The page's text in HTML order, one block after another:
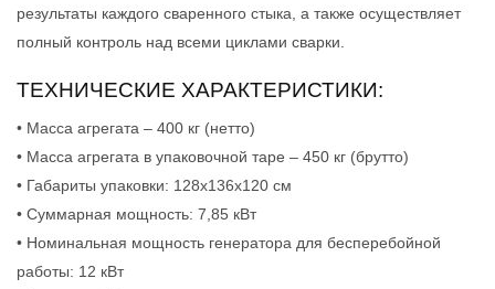
результаты каждого сваренного стыка, а также осуществляет
полный контроль над всеми циклами сварки.
ТЕХНИЧЕСКИЕ ХАРАКТЕРИСТИКИ:
• Масса агрегата – 400 кг (нетто)
• Масса агрегата в упаковочной таре – 450 кг (брутто)
• Габариты упаковки: 128х136х120 см
• Суммарная мощность: 7,85 кВт
• Номинальная мощность генератора для бесперебойной
работы: 12 кВт